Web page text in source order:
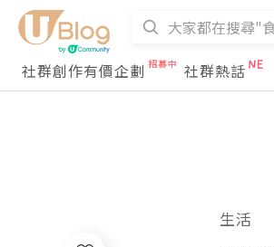
社群創作有價企劃
社群熱話
生活